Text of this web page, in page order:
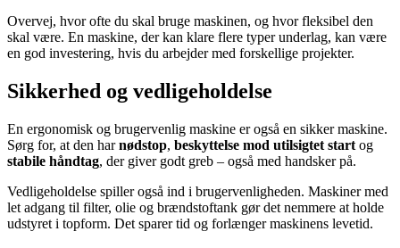
Overvej, hvor ofte du skal bruge maskinen, og hvor fleksibel den
skal være. En maskine, der kan klare flere typer underlag, kan være
en god investering, hvis du arbejder med forskellige projekter.
Sikkerhed og vedligeholdelse
En ergonomisk og brugervenlig maskine er også en sikker maskine.
Sørg for, at den harnødstop, beskyttelse mod utilsigtet start og
stabile håndtag, der giver godt greb – også med handsker på.
Vedligeholdelse spiller også ind i brugervenligheden. Maskiner med
let adgang til filter, olie og brændstoftank gør det nemmere at holde
udstyret i topform. Det sparer tid og forlænger maskinens levetid.